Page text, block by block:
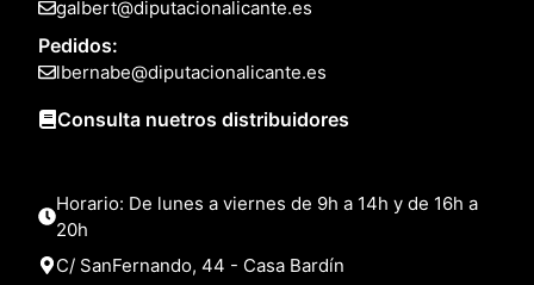
galbert@diputacionalicante.es
Pedidos:
lbernabe@diputacionalicante.es
Consulta nuetros distribuidores
Horario: De lunes a viernes de 9h a 14h y de 16h a
20h
C/ SanFernando, 44 - Casa Bardín